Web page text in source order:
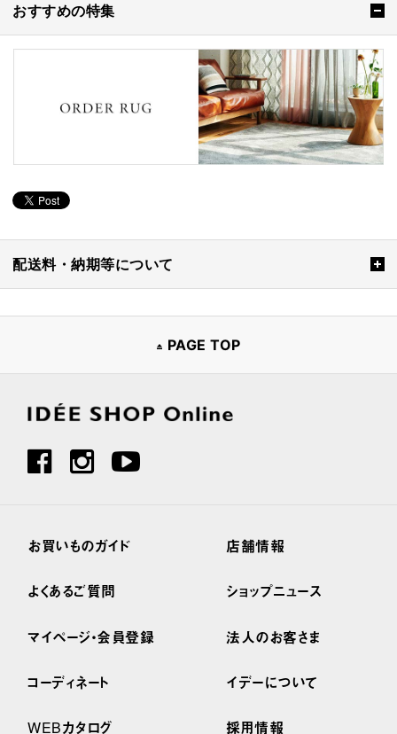
おすすめの特集
配送料・納期等について
PAGE TOP
お買いものガイド
よくあるご質問
マイページ・会員登録
コーディネート
WEBカタログ
店舗情報
ショップニュース
法人のお客さま
イデーについて
採用情報